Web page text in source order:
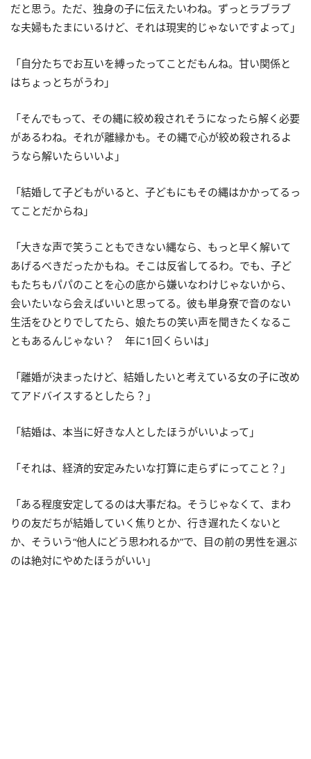
だと思う。ただ、独身の子に伝えたいわね。ずっとラブラブ
な夫婦もたまにいるけど、それは現実的じゃないですよって」
「自分たちでお互いを縛ったってことだもんね。甘い関係と
はちょっとちがうわ」
「そんでもって、その縄に絞め殺されそうになったら解く必要
があるわね。それが離縁かも。その縄で心が絞め殺されるよ
うなら解いたらいいよ」
「結婚して子どもがいると、子どもにもその縄はかかってるっ
てことだからね」
「大きな声で笑うこともできない縄なら、もっと早く解いて
あげるべきだったかもね。そこは反省してるわ。でも、子ど
もたちもパパのことを心の底から嫌いなわけじゃないから、
会いたいなら会えばいいと思ってる。彼も単身寮で音のない
生活をひとりでしてたら、娘たちの笑い声を聞きたくなるこ
ともあるんじゃない？ 年に1回くらいは」
「離婚が決まったけど、結婚したいと考えている女の子に改め
てアドバイスするとしたら？」
「結婚は、本当に好きな人としたほうがいいよって」
「それは、経済的安定みたいな打算に走らずにってこと？」
「ある程度安定してるのは大事だね。そうじゃなくて、まわ
りの友だちが結婚していく焦りとか、行き遅れたくないと
か、そういう“他人にどう思われるか”で、目の前の男性を選ぶ
のは絶対にやめたほうがいい」